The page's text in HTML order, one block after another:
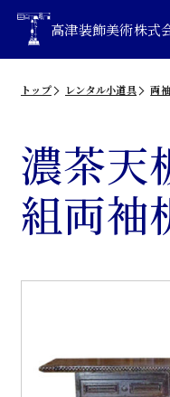
高津装飾美術株式
トップ レンタル小道具 両
濃茶天
組両袖